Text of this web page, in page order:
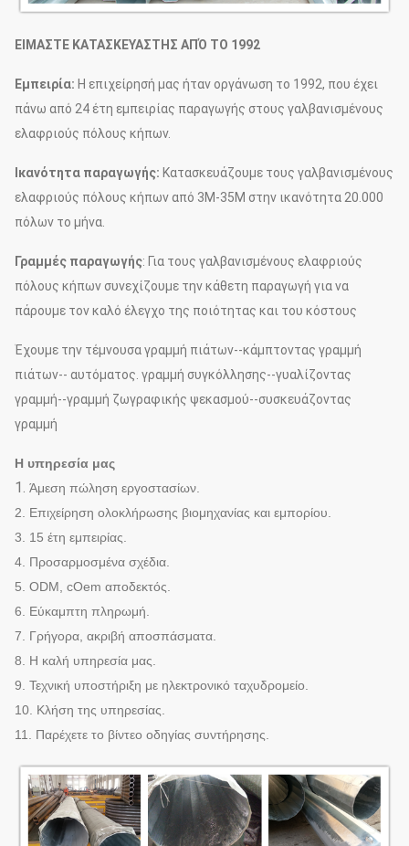
ΕΙΜΑΣΤΕ ΚΑΤΑΣΚΕΥΑΣΤΗΣ ΑΠΌ ΤΟ 1992
Εμπειρία: Η επιχείρησή μας ήταν οργάνωση το 1992, που έχει
πάνω από 24 έτη εμπειρίας παραγωγής στους γαλβανισμένους
ελαφριούς πόλους κήπων.
Ικανότητα παραγωγής: Κατασκευάζουμε τους γαλβανισμένους
ελαφριούς πόλους κήπων από 3M-35M στην ικανότητα 20.000
πόλων το μήνα.
Γραμμές παραγωγής: Για τους γαλβανισμένους ελαφριούς
πόλους κήπων συνεχίζουμε την κάθετη παραγωγή για να
πάρουμε τον καλό έλεγχο της ποιότητας και του κόστους
Έχουμε την τέμνουσα γραμμή πιάτων--κάμπτοντας γραμμή
πιάτων-- αυτόματος. γραμμή συγκόλλησης--γυαλίζοντας
γραμμή--γραμμή ζωγραφικής ψεκασμού--συσκευάζοντας
γραμμή
Η υπηρεσία μας
1. Άμεση πώληση εργοστασίων.
2. Επιχείρηση ολοκλήρωσης βιομηχανίας και εμπορίου.
3. 15 έτη εμπειρίας.
4. Προσαρμοσμένα σχέδια.
5. ODM, cOem αποδεκτός.
6. Εύκαμπτη πληρωμή.
7. Γρήγορα, ακριβή αποσπάσματα.
8. Η καλή υπηρεσία μας.
9. Τεχνική υποστήριξη με ηλεκτρονικό ταχυδρομείο.
10. Κλήση της υπηρεσίας.
11. Παρέχετε το βίντεο οδηγίας συντήρησης.